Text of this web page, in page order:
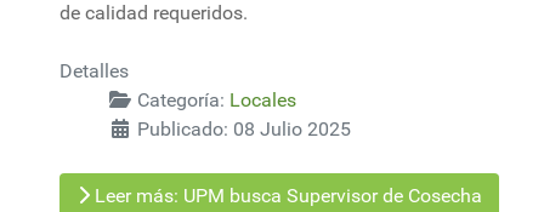
de calidad requeridos.
Detalles
Categoría: Locales
Publicado: 08 Julio 2025
Leer más: UPM busca Supervisor de Cosecha